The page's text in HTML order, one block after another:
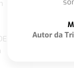
Autor da